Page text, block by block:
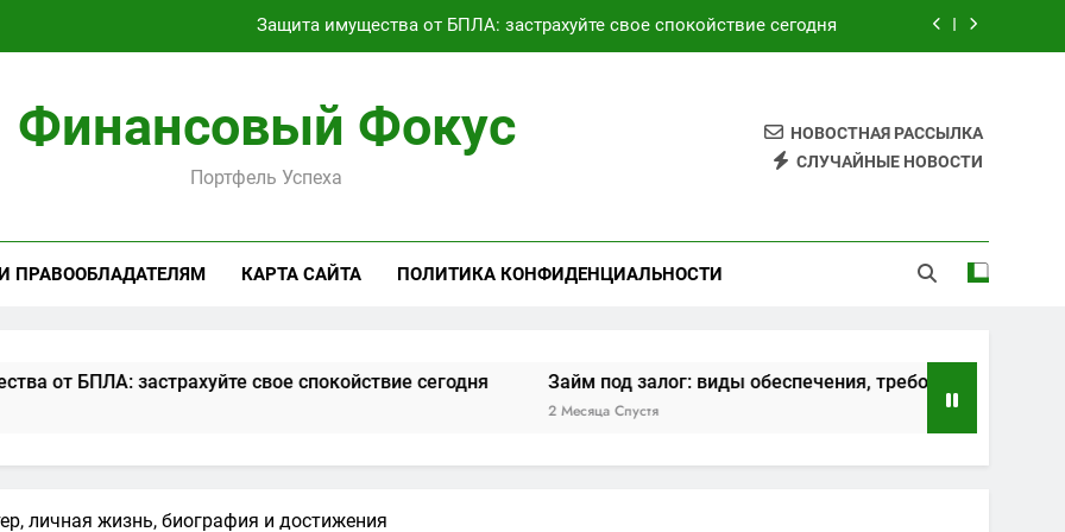
Займ под залог: виды обеспечения, требования и этапы оформления
Аренда Linux RDP сервера: полный обзор возможностей и преимуществ
Займ под залог: виды обеспечения, требования и этапы оформления
Финансовый Фокус
Портфель Успеха
НОВОСТНАЯ РАССЫЛКА
СЛУЧАЙНЫЕ НОВОСТИ
ПРАВООБЛАДАТЕЛЯМ КАРТА САЙТА ПОЛИТИКА КОНФИДЕНЦИАЛЬНОСТИ
застрахуйте свое спокойствие сегодня Займ под залог: виды обеспечения, требования и этапы оформления
личная жизнь, биография и достижения